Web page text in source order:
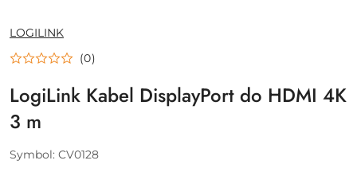
NAZWA
PRODUCENTA:
LOGILINK
(0)
LogiLink Kabel DisplayPort do HDMI 4K
3 m
Symbol: CV0128